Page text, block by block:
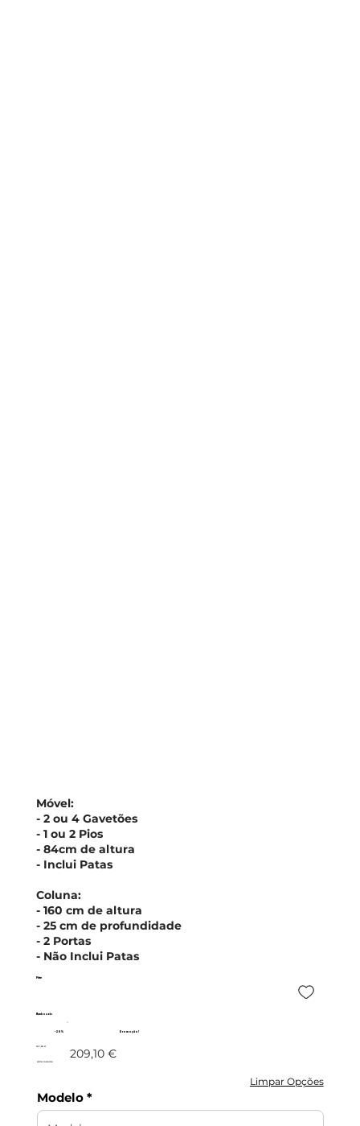
Fitte
Banhoazis
Promoção!
- 20%
167,28 € 209,10 €
Limpar Opções
Modelo
Móvel:
- 2 ou 4 Gavetões
- 1 ou 2 Pios
- 84cm de altura
- Inclui Patas
Coluna:
- 160 cm de altura
- 25 cm de profundidade
- 2 Portas
- Não Inclui Patas